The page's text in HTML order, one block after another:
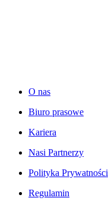
O nas
Biuro prasowe
Kariera
Nasi Partnerzy
Polityka Prywatności
Regulamin